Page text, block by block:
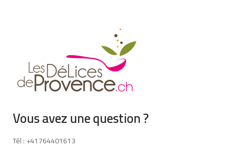
Vous avez une question ?
Tél : +41764401613